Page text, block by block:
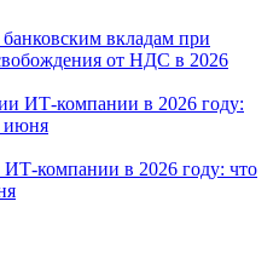
вкладам при
от НДС в 2026
компании в 2026 году: что